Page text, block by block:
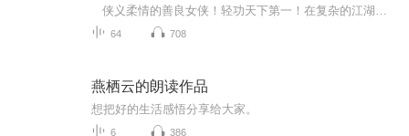
64 708
燕栖云的朗读作品
想把好的生活感悟分享给大家。
6 386